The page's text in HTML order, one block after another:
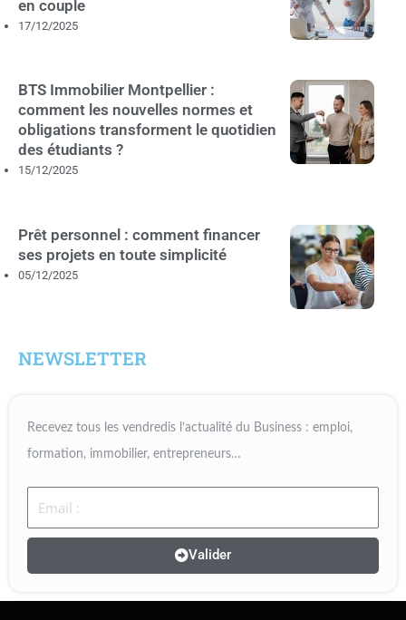
en couple
17/12/2025
BTS Immobilier Montpellier :
comment les nouvelles normes et
obligations transforment le quotidien
des étudiants ?
15/12/2025
Prêt personnel : comment financer
ses projets en toute simplicité
05/12/2025
NEWSLETTER
Recevez tous les vendredis l’actualité du Business : emploi,
formation, immobilier, entrepreneurs…
Email
Valider